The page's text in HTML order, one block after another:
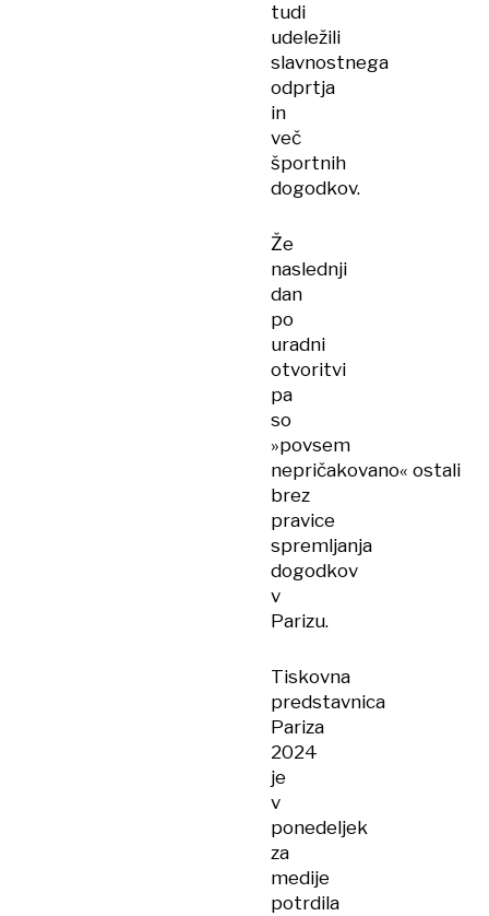
tudi
udeležili
slavnostnega
odprtja
in
več
športnih
dogodkov.
Že
naslednji
dan
po
uradni
otvoritvi
pa
so
»povsem
nepričakovano« ostali
brez
pravice
spremljanja
dogodkov
v
Parizu.
Tiskovna
predstavnica
Pariza
2024
je
v
ponedeljek
za
medije
potrdila